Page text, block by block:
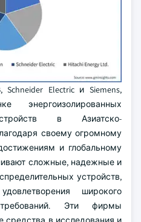
Electric и Siemens,
в Азиатско-
своему огромному
и глобальному
сложные, надежные и
устройств,
широкого
Эти фирмы